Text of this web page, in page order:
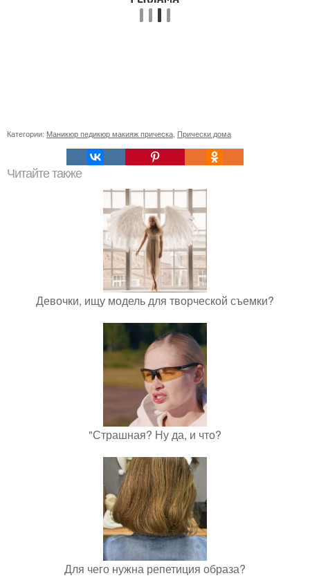
Категории: Маникюр педикюр макияж прическа Прически дома
Читайте также
Девочки, ищу модель для творческой съемки?
"Страшная? Ну да, и что?
Для чего нужна репетиция образа?